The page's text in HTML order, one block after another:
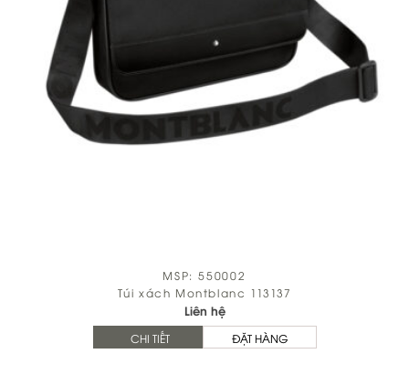
MSP: 550002
Túi xách Montblanc 113137
Liên hệ
CHI TIẾT ĐẶT HÀNG